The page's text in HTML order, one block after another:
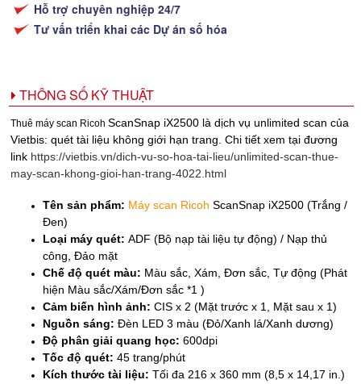
Hỗ trợ chuyên nghiệp 24/7
Tư vấn triển khai các Dự án số hóa
THÔNG SỐ KỸ THUẬT
Thuê máy scan Ricoh ScanSnap iX2500 là dịch vụ unlimited scan của
Vietbis: quét tài liệu không giới hạn trang. Chi tiết xem tại đương
link https://vietbis.vn/dich-vu-so-hoa-tai-lieu/unlimited-scan-thue-
may-scan-khong-gioi-han-trang-4022.html
Tên sản phẩm: Máy scan Ricoh ScanSnap iX2500 (Trắng /
Đen)
Loại máy quét: ADF (Bộ nạp tài liệu tự động) / Nạp thủ
công, Đảo mặt
Chế độ quét màu: Màu sắc, Xám, Đơn sắc, Tự động (Phát
hiện Màu sắc/Xám/Đơn sắc *1 )
Cảm biến hình ảnh: CIS x 2 (Mặt trước x 1, Mặt sau x 1)
Nguồn sáng: Đèn LED 3 màu (Đỏ/Xanh lá/Xanh dương)
Độ phân giải quang học: 600dpi
Tốc độ quét: 45 trang/phút
Kích thước tài liệu: Tối đa 216 x 360 mm (8,5 x 14,17 in.)